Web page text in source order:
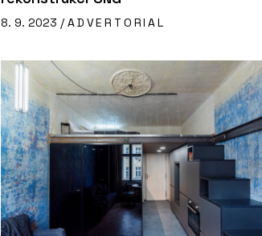
8. 9. 2023 / ADVERTORIAL